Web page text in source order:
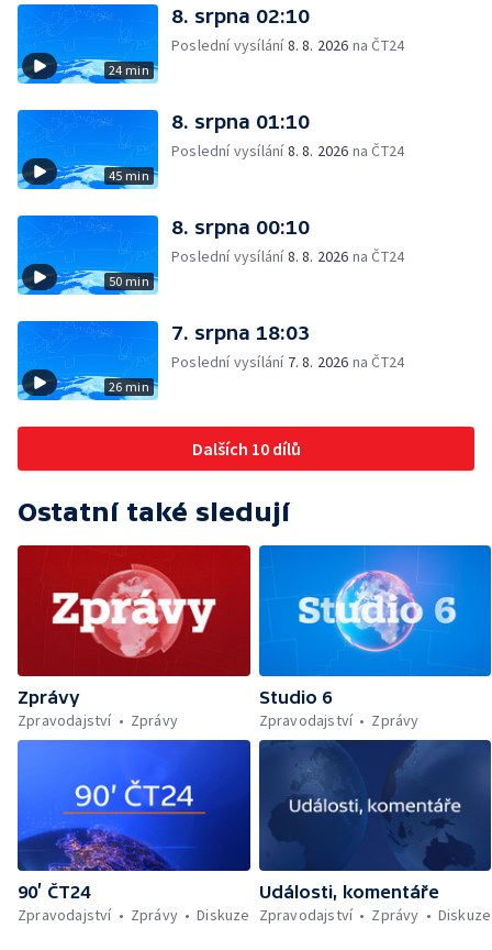
24 min
8. srpna 02:10
Poslední vysílání8. 8. 2026 na ČT24
45 min
8. srpna 01:10
Poslední vysílání8. 8. 2026 na ČT24
50 min
8. srpna 00:10
Poslední vysílání8. 8. 2026 na ČT24
26 min
7. srpna 18:03
Poslední vysílání 7. 8. 2026 na ČT24
Dalších 10 dílů
Ostatní také sledují
Zprávy
Zpravodajství
Zprávy
Studio 6
Zpravodajství
Zprávy
90’ ČT24
Zpravodajství
Zprávy Diskuze
Události, komentáře
Zpravodajství
Zprávy Diskuze